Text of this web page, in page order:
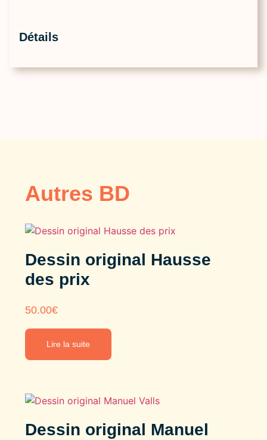
Détails
Autres BD
Dessin original Hausse
des prix
50.00€
Lire la suite
Dessin original Manuel